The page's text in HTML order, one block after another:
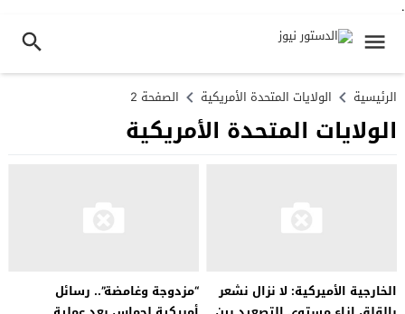
.
الرئيسية الولايات المتحدة الأمريكية الصفحة 2
الولايات المتحدة الأمريكية
الخارجية الأميركية: لا نزال نشعر
“مزدوجة وغامضة”.. رسائل